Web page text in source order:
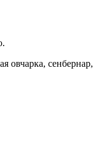
овчарка, сенбернар,